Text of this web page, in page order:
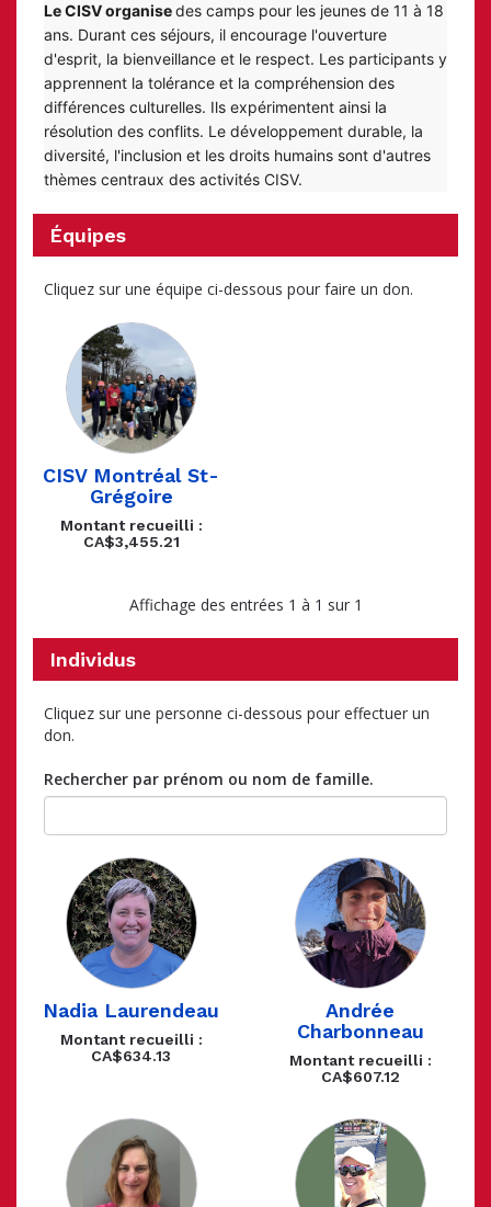
Le CISV organise des camps pour les jeunes de 11 à 18
ans. Durant ces séjours, il encourage l'ouverture
d'esprit, la bienveillance et le respect. Les participants y
apprennent la tolérance et la compréhension des
différences culturelles. Ils expérimentent ainsi la
résolution des conflits. Le développement durable, la
diversité, l'inclusion et les droits humains sont d'autres
thèmes centraux des activités CISV.
Équipes
Cliquez sur une équipe ci-dessous pour faire un don.
CISV Montréal St-
Grégoire
Montant recueilli :
CA$3,455.21
Affichage des entrées 1 à 1 sur 1
Individus
Cliquez sur une personne ci-dessous pour effectuer un
don.
Rechercher par prénom ou nom de famille.
Nadia Laurendeau
Montant recueilli :
CA$634.13
Andrée
Charbonneau
Montant recueilli :
CA$607.12